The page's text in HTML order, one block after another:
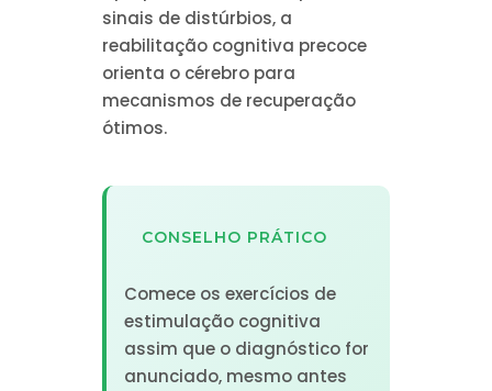
sinais de distúrbios, a
reabilitação cognitiva precoce
orienta o cérebro para
mecanismos de recuperação
ótimos.
CONSELHO PRÁTICO
Comece os exercícios de
estimulação cognitiva
assim que o diagnóstico for
anunciado, mesmo antes